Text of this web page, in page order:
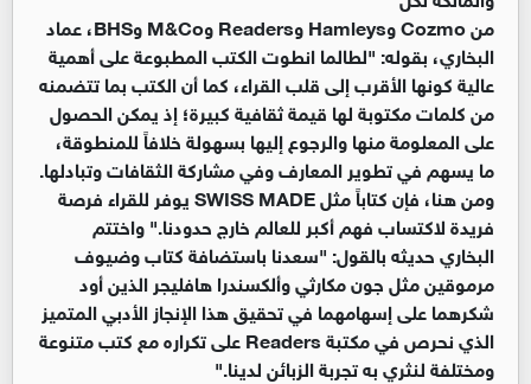
من Cozmo وHamleys وReaders وM&Co وBHS، عماد
البخاري، بقوله: "لطالما انطوت الكتب المطبوعة على أهمية
عالية كونها الأقرب إلى قلب القراء، كما أن الكتب بما تتضمنه
من كلمات مكتوبة لها قيمة ثقافية كبيرة؛ إذ يمكن الحصول
على المعلومة منها والرجوع إليها بسهولة خلافاً للمنطوقة،
ما يسهم في تطوير المعارف وفي مشاركة الثقافات وتبادلها.
ومن هنا، فإن كتاباً مثل SWISS MADE يوفر للقراء فرصة
فريدة لاكتساب فهم أكبر للعالم خارج حدودنا." واختتم
البخاري حديثه بالقول: "سعدنا باستضافة كتاب وضيوف
مرموقين مثل جون مكارثي وألكسندرا هافليجر الذين أود
شكرهما على إسهامهما في تحقيق هذا الإنجاز الأدبي المتميز
الذي نحرص في مكتبة Readers على تكراره مع كتب متنوعة
ومختلفة لنثري به تجربة الزبائن لدينا."